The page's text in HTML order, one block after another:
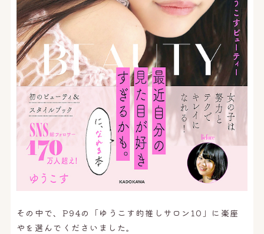
その中で、P94の「ゆうこす的推しサロン10」に楽座
やを選んでくださいました。